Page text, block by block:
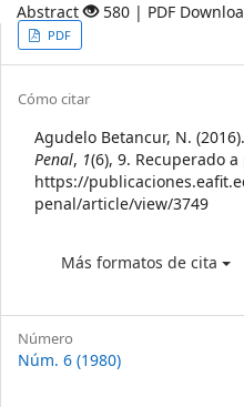
Abstract 580 | PDF
Article
Sidebar
PDF
Article
Details
Cómo citar
Agudelo Betancur, N.
Penal, 1(6), 9. Recuperado
https://
penal/article/view/3749
Más formatos de cita
Número
Núm. 6 (1980)